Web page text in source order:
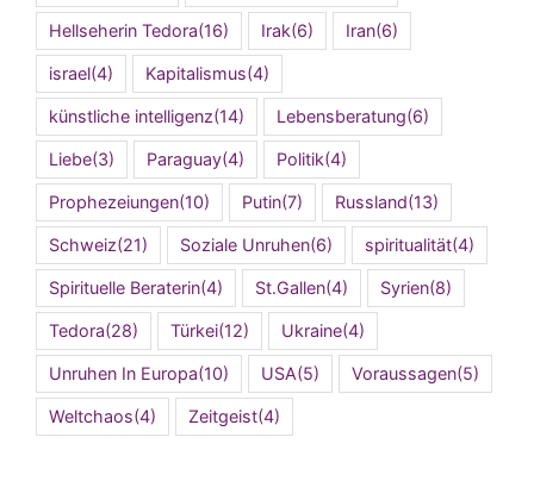
Hellseherin Tedora(16) Irak(6) Iran(6)
israel(4) Kapitalismus(4)
künstliche intelligenz(14) Lebensberatung(6)
Liebe(3) Paraguay(4) Politik(4)
Prophezeiungen(10) Putin(7) Russland(13)
Schweiz(21) Soziale Unruhen(6) spiritualität(4)
Spirituelle Beraterin(4) St.Gallen(4) Syrien(8)
Tedora(28) Türkei(12) Ukraine(4)
Unruhen In Europa(10) USA(5) Voraussagen(5)
Weltchaos(4) Zeitgeist(4)